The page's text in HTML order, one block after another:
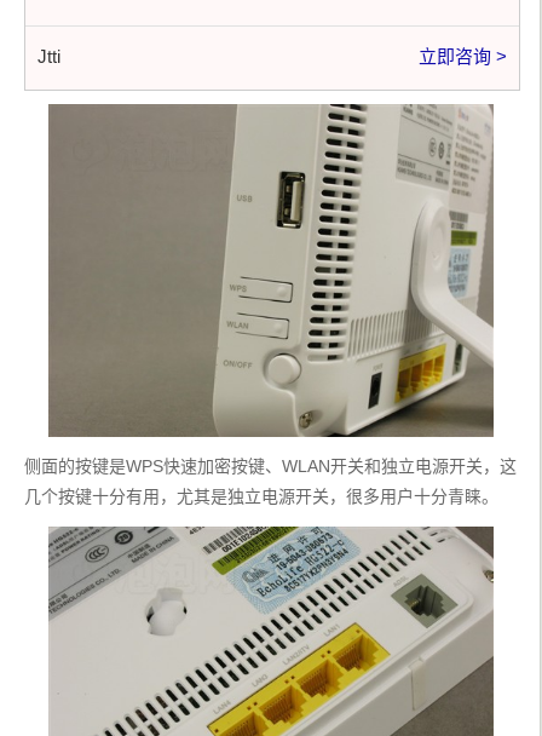
Jtti 立即咨询 >
侧面的按键是WPS快速加密按键、WLAN开关和独立电源开关，这
几个按键十分有用，尤其是独立电源开关，很多用户十分青睐。